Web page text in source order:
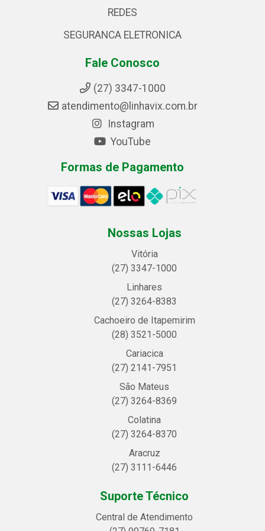
REDES
SEGURANCA ELETRONICA
Fale Conosco
(27) 3347-1000
atendimento@linhavix.com.br
Instagram
YouTube
Formas de Pagamento
Nossas Lojas
Vitória
(27) 3347-1000
Linhares
(27) 3264-8383
Cachoeiro de Itapemirim
(28) 3521-5000
Cariacica
(27) 2141-7951
São Mateus
(27) 3264-8369
Colatina
(27) 3264-8370
Aracruz
(27) 3111-6446
Suporte Técnico
Central de Atendimento